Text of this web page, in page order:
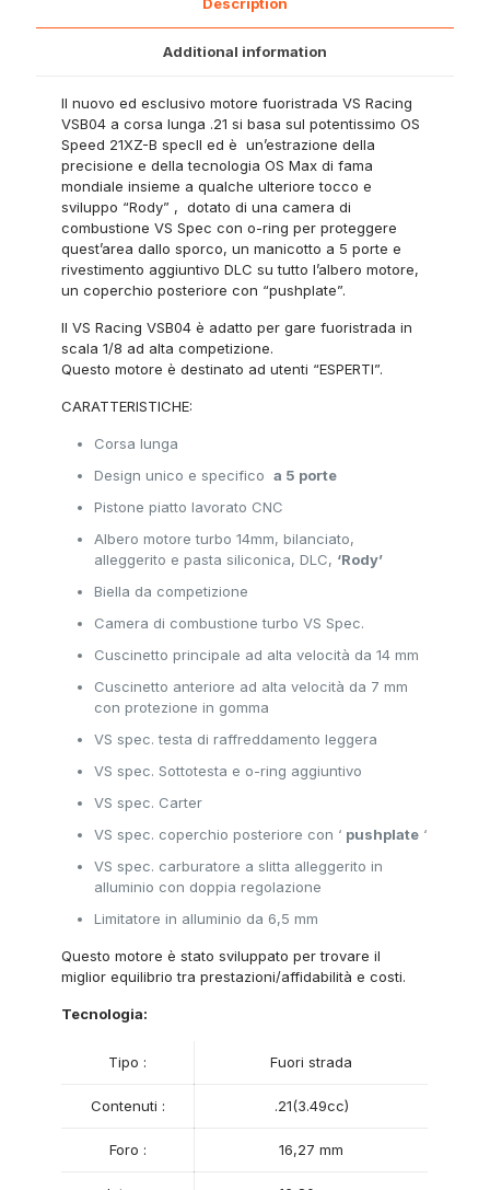
Additional information
Il nuovo ed esclusivo motore fuoristrada VS Racing
VSB04 a corsa lunga .21 si basa sul potentissimo OS
Speed ​​21XZ-B specII ed è un’estrazione della
precisione e della tecnologia OS Max di fama
mondiale insieme a qualche ulteriore tocco e
sviluppo “Rody” , dotato di una camera di
combustione VS Spec con o-ring per proteggere
quest’area dallo sporco, un manicotto a 5 porte e
rivestimento aggiuntivo DLC su tutto l’albero motore,
un coperchio posteriore con “pushplate”.
Il VS Racing VSB04 è adatto per gare fuoristrada in
scala 1/8 ad alta competizione.
Questo motore è destinato ad utenti “ESPERTI”.
CARATTERISTICHE:
Corsa lunga
Design unico e specificoa 5 porte
Pistone piatto lavorato CNC
Albero motore turbo 14mm, bilanciato,
alleggerito e pasta siliconica, DLC, ‘Rody’
Biella da competizione
Camera di combustione turbo VS Spec.
Cuscinetto principale ad alta velocità da 14 mm
Cuscinetto anteriore ad alta velocità da 7 mm
con protezione in gomma
VS spec. testa di raffreddamento leggera
VS spec. Sottotesta e o-ring aggiuntivo
VS spec. Carter
VS spec. coperchio posteriore con ‘ pushplate ‘
VS spec. carburatore a slitta alleggerito in
alluminio con doppia regolazione
Limitatore in alluminio da 6,5 ​​mm
Questo motore è stato sviluppato per trovare il
miglior equilibrio tra prestazioni/affidabilità e costi.
Tecnologia:
Tipo : Fuori strada
Contenuti : .21(3.49cc)
Foro : 16,27 mm